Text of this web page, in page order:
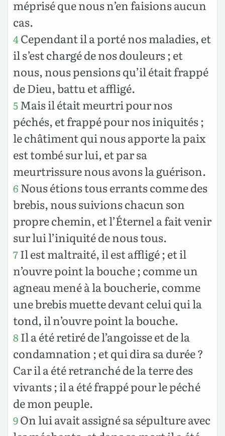
méprisé que nous n’en faisions aucun
cas.
4Cependant il a porté nos maladies, et
il s’est chargé de nos douleurs ; et
nous, nous pensions qu’il était frappé
de Dieu, battu et affligé.
5Mais il était meurtri pour nos
péchés, et frappé pour nos iniquités ;
le châtiment qui nous apporte la paix
est tombé sur lui, et par sa
meurtrissure nous avons la guérison.
6 Nous étions tous errants comme des
brebis, nous suivions chacun son
propre chemin, et l’Éternel a fait venir
sur lui l’iniquité de nous tous.
7Il est maltraité, il est affligé ; et il
n’ouvre point la bouche ; comme un
agneau mené à la boucherie, comme
une brebis muette devant celui qui la
tond, il n’ouvre point la bouche.
8Il a été retiré de l’angoisse et de la
condamnation ; et qui dira sa durée ?
Car il a été retranché de la terre des
vivants ; il a été frappé pour le péché
de mon peuple.
9On lui avait assigné sa sépulture avec